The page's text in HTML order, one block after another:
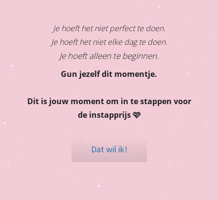
Je hoeft het niet perfect te doen.
Je hoeft het niet elke dag te doen.
Je hoeft alleen te beginnen.
Gun jezelf dit momentje.
Dit is jouw moment om in te stappen voor
de instapprijs 🩷
Dat wil ik!